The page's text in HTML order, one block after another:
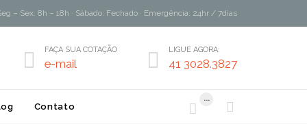
– Sex: 8h – 18h · Sábado: Fechado · Emergência: 24hr / 7dias
 FAÇA SUA COTAÇÃO
e-mail  LIGUE AGORA:
41 3028.3827
Contato 
...
